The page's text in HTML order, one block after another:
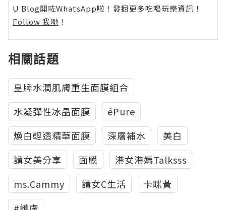
U Blog開咗WhatsApp啦！發掘更多吃喝玩樂資訊！
Follow 我哋 ！
相關話題
皇牌水潤肌膚重生面膜組合
水凝彈性冰晶面膜
éPure
煥白輕透精華面膜
深層補水
美白
講女美分享
面膜
港女港媽Talksss
‎ms.Cammy
講女C生活
卡咪黃